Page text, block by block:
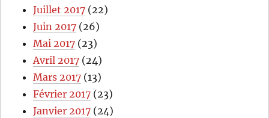
Juillet 2017 (22)
Juin 2017 (26)
Mai 2017 (23)
Avril 2017 (24)
Mars 2017 (13)
Février 2017 (23)
Janvier 2017 (24)